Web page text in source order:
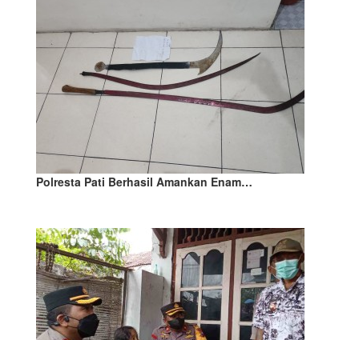
Polresta Pati Berhasil Amankan Enam…